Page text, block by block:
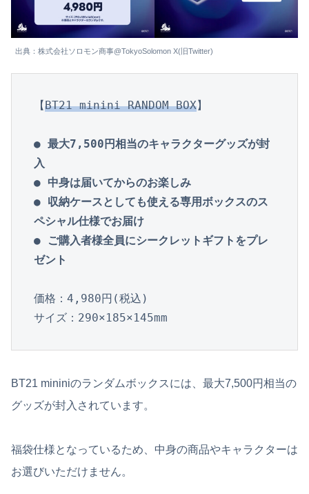
出典：株式会社ソロモン商事@TokyoSolomon X(旧Twitter)
【BT21 minini RANDOM BOX】
● 最大7,500円相当のキャラクターグッズが封
入
● 中身は届いてからのお楽しみ
● 収納ケースとしても使える専用ボックスのス
ペシャル仕様でお届け
● ご購入者様全員にシークレットギフトをプレ
ゼント
価格：4,980円(税込)
サイズ：290×185×145mm
BT21 mininiのランダムボックスには、最大7,500円相当の
グッズが封入されています。
福袋仕様となっているため、中身の商品やキャラクターは
お選びいただけません。